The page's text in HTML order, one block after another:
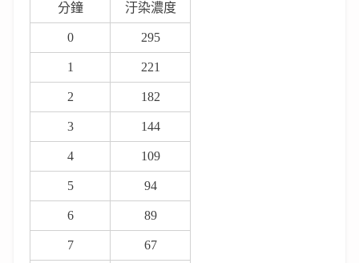
分鐘 汙染濃度
0 295
1 221
2 182
3 144
4 109
5 94
6 89
7 67